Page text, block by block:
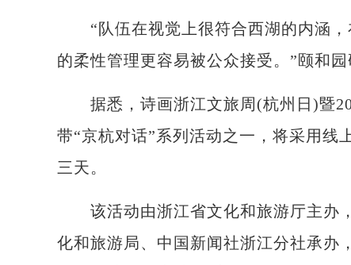
“队伍在视觉上很符合西湖的内涵，
的柔性管理更容易被公众接受。”颐和
据悉，诗画浙江文旅周(杭州日)暨
带“京杭对话”系列活动之一，将采用线
三天。
该活动由浙江省文化和旅游厅主办
化和旅游局、中国新闻社浙江分社承办